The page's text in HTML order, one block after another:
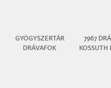
GYÓGYSZERTÁR
DRÁVAFOK
7967